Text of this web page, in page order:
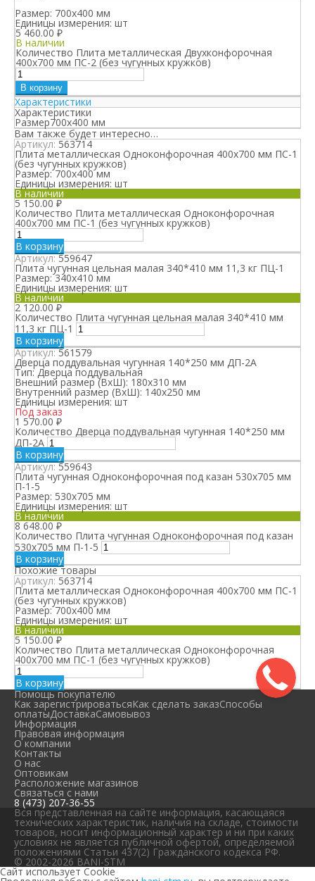
Размер: 700х400 мм
Единицы измерения: шт
5 460.00 ₽
В наличии
Количество Плита металлическая Двухконфорочная
400х700 мм ПС-2 (без чугунных кружков)
В корзину
Характеристики
Характеристики
Размер700х400 мм
Вам также будет интересно…
Артикул:563714
Плита металлическая Одноконфорочная 400х700 мм ПС-1
(без чугунных кружков)
Размер:700х400 мм
Единицы измерения: шт
В наличии
5 150.00₽
Количество Плита металлическая Одноконфорочная
400х700 мм ПС-1 (без чугунных кружков)
В корзину
Артикул:559647
Плита чугунная цельная малая 340*410 мм 11,3 кг ПЦ-1
Размер:340х410 мм
Единицы измерения: шт
В наличии
2 120.00₽
Количество Плита чугунная цельная малая 340*410 мм
11,3 кг ПЦ-1
В корзину
Артикул:561579
Дверца поддувальная чугунная 140*250 мм ДП-2А
Тип: Дверца поддувальная
Внешний размер (ВхШ): 180х310 мм
Внутренний размер (ВхШ): 140х250 мм
Единицы измерения:шт
Под заказ
1 570.00 ₽
Количество Дверца поддувальная чугунная 140*250 мм
ДП-2А
В корзину
Артикул:559643
Плита чугунная Одноконфорочная под казан 530х705 мм
П-1-5
Размер: 530х705 мм
Единицы измерения: шт
В наличии
8 648.00₽
Количество Плита чугунная Одноконфорочная под казан
530х705 мм П-1-5
В корзину
Похожие товары
Артикул:563714
Плита металлическая Одноконфорочная 400х700 мм ПС-1
(без чугунных кружков)
Размер:700х400 мм
Единицы измерения: шт
В наличии
5 150.00₽
Количество Плита металлическая Одноконфорочная
400х700 мм ПС-1 (без чугунных кружков)
В корзину
Помощь покупателю
Как зарегистрироватьсяКак сделать заказСпособы
оплатыДоставкаСамовывоз
Информация
Правовая информация
О компании
Контакты
О нас
Оптовикам
Расположение магазинов
Связаться с нами
8 (473) 207-36-55
Вся представленная на сайте информация, касающаяся
технических характеристик, наличия на складе, стоимости
товаров, носит информационный характер и ни при каких
условиях не является публичной офертой, определяемой
положениями Статьи 437(2) Гражданского кодекса РФ.
© 2002-2026 BANI-STM
Сайт использует Cookie